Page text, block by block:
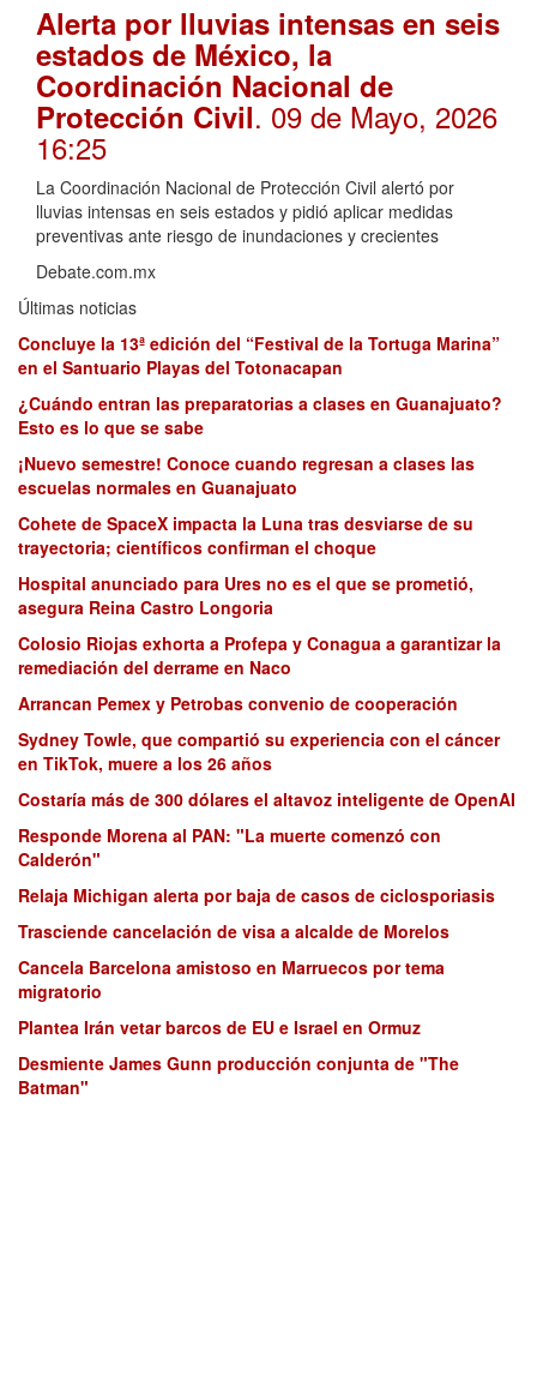
Alerta por lluvias intensas en seis
estados de México, la
Coordinación Nacional de
Protección Civil. 09 de Mayo, 2026
16:25
La Coordinación Nacional de Protección Civil alertó por
lluvias intensas en seis estados y pidió aplicar medidas
preventivas ante riesgo de inundaciones y crecientes
Debate.com.mx
Últimas noticias
Concluye la 13ª edición del “Festival de la Tortuga Marina”
en el Santuario Playas del Totonacapan
¿Cuándo entran las preparatorias a clases en Guanajuato?
Esto es lo que se sabe
¡Nuevo semestre! Conoce cuando regresan a clases las
escuelas normales en Guanajuato
Cohete de SpaceX impacta la Luna tras desviarse de su
trayectoria; científicos confirman el choque
Hospital anunciado para Ures no es el que se prometió,
asegura Reina Castro Longoria
Colosio Riojas exhorta a Profepa y Conagua a garantizar la
remediación del derrame en Naco
Arrancan Pemex y Petrobas convenio de cooperación
Sydney Towle, que compartió su experiencia con el cáncer
en TikTok, muere a los 26 años
Costaría más de 300 dólares el altavoz inteligente de OpenAI
Responde Morena al PAN: "La muerte comenzó con
Calderón"
Relaja Michigan alerta por baja de casos de ciclosporiasis
Trasciende cancelación de visa a alcalde de Morelos
Cancela Barcelona amistoso en Marruecos por tema
migratorio
Plantea Irán vetar barcos de EU e Israel en Ormuz
Desmiente James Gunn producción conjunta de "The
Batman"